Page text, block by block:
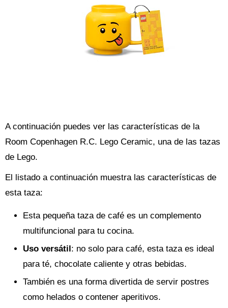
A continuación puedes ver las características de la
Room Copenhagen R.C. Lego Ceramic, una de las tazas
de Lego.
El listado a continuación muestra las características de
esta taza:
Esta pequeña taza de café es un complemento
multifuncional para tu cocina.
Uso versátil: no solo para café, esta taza es ideal
para té, chocolate caliente y otras bebidas.
También es una forma divertida de servir postres
como helados o contener aperitivos.